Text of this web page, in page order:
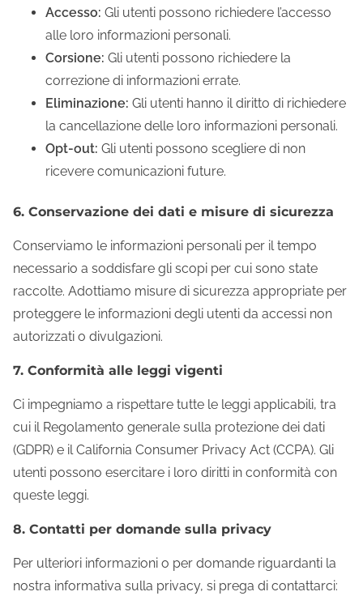
Accesso: Gli utenti possono richiedere l’accesso
alle loro informazioni personali.
Corsione: Gli utenti possono richiedere la
correzione di informazioni errate.
Eliminazione: Gli utenti hanno il diritto di richiedere
la cancellazione delle loro informazioni personali.
Opt-out: Gli utenti possono scegliere di non
ricevere comunicazioni future.
6. Conservazione dei dati e misure di sicurezza
Conserviamo le informazioni personali per il tempo
necessario a soddisfare gli scopi per cui sono state
raccolte. Adottiamo misure di sicurezza appropriate per
proteggere le informazioni degli utenti da accessi non
autorizzati o divulgazioni.
7. Conformità alle leggi vigenti
Ci impegniamo a rispettare tutte le leggi applicabili, tra
cui il Regolamento generale sulla protezione dei dati
(GDPR) e il California Consumer Privacy Act (CCPA). Gli
utenti possono esercitare i loro diritti in conformità con
queste leggi.
8. Contatti per domande sulla privacy
Per ulteriori informazioni o per domande riguardanti la
nostra informativa sulla privacy, si prega di contattarci: